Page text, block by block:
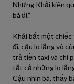
Nhưng Khải kiên
bà đi.”
Khải bắt một chiếc
đi, cậu lo lắng vô
trả tiền taxi và chi
tất cả những lo
Cậu nhìn bà, thấy